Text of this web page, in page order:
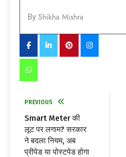
By Shikha Mishra
PREVIOUS
Smart Meter की
लूट पर लगाम? सरकार
ने बदला नियम, अब
प्रीपेड या पोस्टपेड होगा